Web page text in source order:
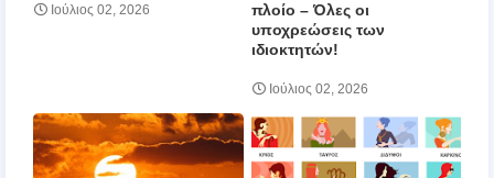
Ιούλιος 02, 2026
πλοίο – Όλες οι
υποχρεώσεις των
ιδιοκτητών!
Ιούλιος 02, 2026